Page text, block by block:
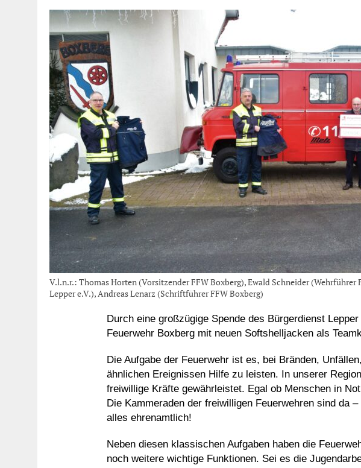
V.l.n.r.: Thomas Horten (Vorsitzender FFW Boxberg), Ewald Schneider (Wehrführer
Lepper e.V.), Andreas Lenarz (Schriftführer FFW Boxberg)
Durch eine großzügige Spende des Bürgerdienst
Feuerwehr Boxberg mit neuen Softshelljacken als
Die Aufgabe der Feuerwehr ist es, bei Bränden,
ähnlichen Ereignissen Hilfe zu leisten. In unserer
freiwillige Kräfte gewährleistet. Egal ob Menschen in
Die Kammeraden der freiwilligen Feuerwehren sind da
alles ehrenamtlich!
Neben diesen klassischen Aufgaben haben die
noch weitere wichtige Funktionen. Sei es die